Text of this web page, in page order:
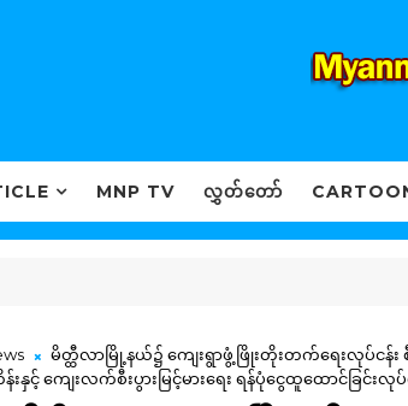
MNP TV လွှတ်တော်
မိတ္ထီလာမြို့နယ်၌ ကျေးရွာဖွံ့ဖြိုးတိုးတက်ရေးလုပ်ငန်း စီ
နှင့် ကျေးလက်စီးပွားမြင့်မားရေး ရန်ပုံငွေထူထောင်ခြင်းလုပ်